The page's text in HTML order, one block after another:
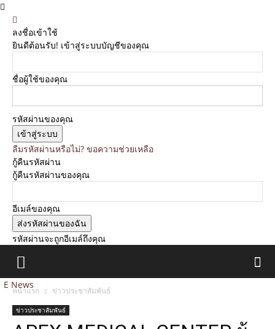
ลงชื่อเข้าใช้
ยินดีต้อนรับ! เข้าสู่ระบบบัญชีของคุณ
ชื่อผู้ใช้ของคุณ
รหัสผ่านของคุณ
ลืมรหัสผ่านหรือไม่? ขอความช่วยเหลือ
กู้คืนรหัสผ่าน
กู้คืนรหัสผ่านของคุณ
อีเมล์ของคุณ
รหัสผ่านจะถูกอีเมล์ถึงคุณ
E News
หน้าแรก ข่าวประชาสัมพันธ์
ข่าวประชาสัมพันธ์